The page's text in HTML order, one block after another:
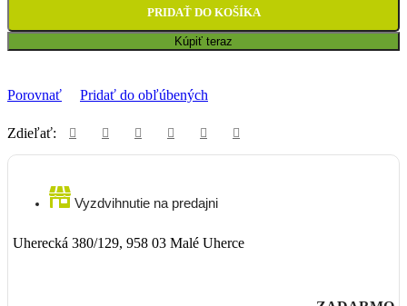
PRIDAŤ DO KOŠÍKA
Kúpiť teraz
Porovnať Pridať do obľúbených
Zdieľať:
Vyzdvihnutie na predajni
Uherecká 380/129, 958 03 Malé Uherce